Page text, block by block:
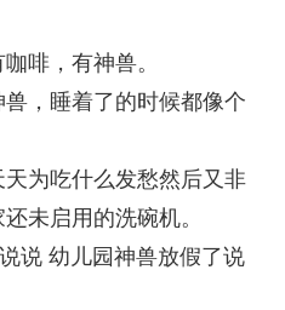
啡，有神兽。
，睡着了的时候都像个
为吃什么发愁然后又非
未启用的洗碗机。
说 幼儿园神兽放假了说